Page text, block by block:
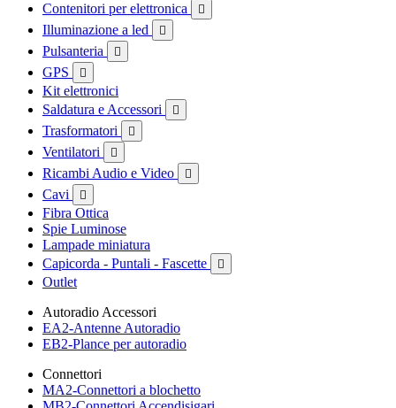
Contenitori per elettronica 
Illuminazione a led 
Pulsanteria 
GPS 
Kit elettronici
Saldatura e Accessori

Trasformatori 
Ventilatori 
Ricambi Audio e Video 
Cavi 
Fibra Ottica
Spie Luminose
Lampade miniatura
Capicorda - Puntali - Fascette

Outlet
Autoradio Accessori
EA2-Antenne Autoradio
EB2-Plance per autoradio
Connettori
MA2-Connettori a blochetto